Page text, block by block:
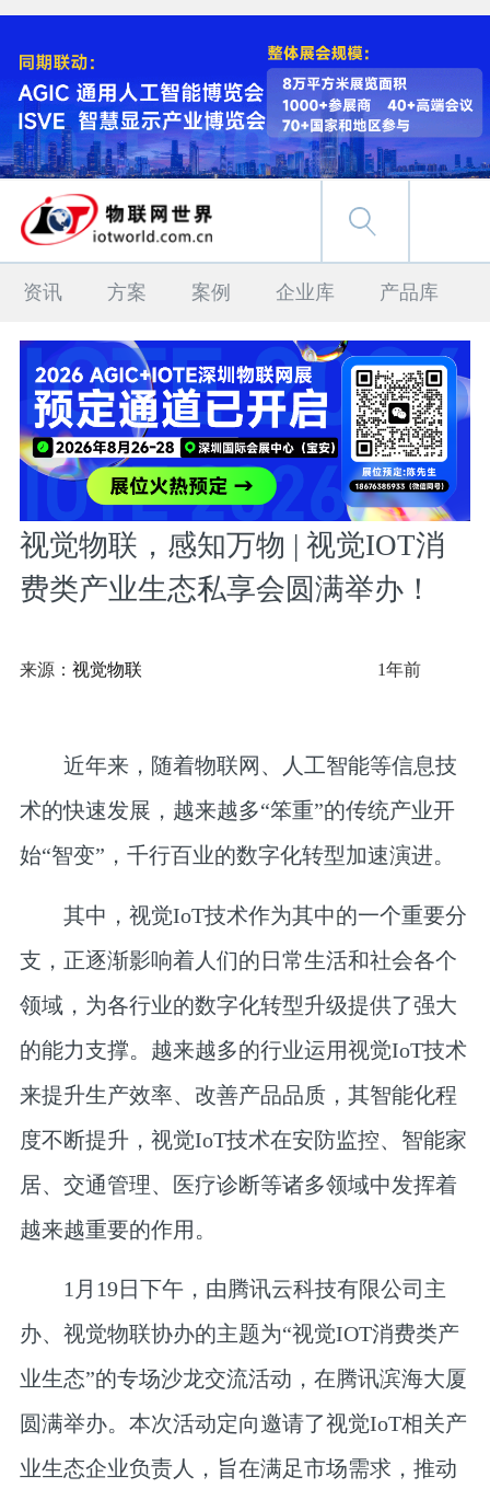
资讯 方案 案例 企业库 产品库
视觉物联，感知万物 | 视觉IOT消
费类产业生态私享会圆满举办！
来源： 视觉物联 1年前
近年来，随着物联网、人工智能等信息技
术的快速发展，越来越多“笨重”的传统产业开
始“智变”，千行百业的数字化转型加速演进。
其中，视觉IoT技术作为其中的一个重要分
支，正逐渐影响着人们的日常生活和社会各个
领域，为各行业的数字化转型升级提供了强大
的能力支撑。越来越多的行业运用视觉IoT技术
来提升生产效率、改善产品品质，其智能化程
度不断提升，视觉IoT技术在安防监控、智能家
居、交通管理、医疗诊断等诸多领域中发挥着
越来越重要的作用。
1月19日下午，由腾讯云科技有限公司主
办、视觉物联协办的主题为“视觉IOT消费类产
业生态”的专场沙龙交流活动 ，在腾讯滨海大厦
圆满举办。本次活动定向邀请了视觉IoT相关产
业生态企业负责人，旨在满足市场需求，推动